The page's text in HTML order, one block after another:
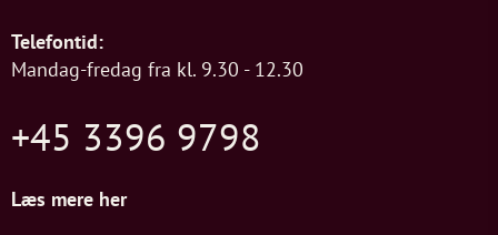
Telefontid:
Mandag-fredag fra kl. 9.30 - 12.30
+45 3396 9798
Læs mere her